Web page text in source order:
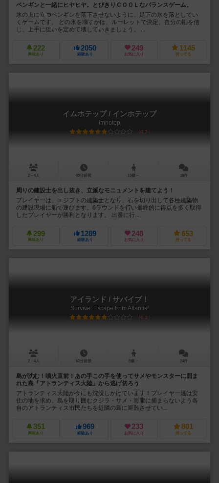
ペンギンと一緒にヒヤヒヤ。とびきりＣＯＯＬなバランスゲーム。
氷の上に立つペンギンを落下させないように、足下の氷を落としてい
くゲームです。 どの氷を壊すかは、ルーレットで決定。自分の勘を信
じ、上手に狙いを定めて壊していきましょう。 ...
222
興味あり
2050
経験あり
249
お気に入り
1145
持ってる
イムホテップ / インホテップ
Imhotep
6.7
2～4人 40分前後 10歳～ 19件
周りの建設士を出し抜き、立派なモニュメントを建てよう！
プレイヤーは、エジプトの建築士となり、石を切り出して各種建築物
の建設現場に船で運びます。6ラウンドを行い最終的に得点を多く取得
したプレイヤーが勝利となります。 出番に行...
299
興味あり
1289
経験あり
248
お気に入り
653
持ってる
アイランド / サバイブ！
Survive: Escape from Atlantis!
6.3
2～4人 60分前後 8歳～ 24件
島が沈む！噴火直前！あの手この手を使ってサメやモンスターに囲ま
れた島「アトランティス大陸」から逃げ切ろう
アトランティス大陸が今にも沈没しかけています！プレイヤー達は安
住の地を求め、島を取り囲むクジラ・サメ・海龍に捕まらないよう各
自のアトランティス市民たちを近隣の島に避難させてい...
351
興味あり
969
経験あり
233
お気に入り
801
持ってる